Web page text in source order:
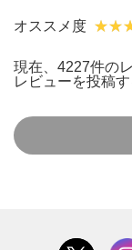
オススメ度
現在、4227件の
レビューを投稿